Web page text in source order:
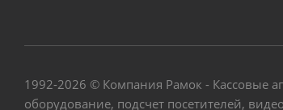
1992-2026 © Компания Рамок - Кассовые
оборудование, подсчет посетителей,